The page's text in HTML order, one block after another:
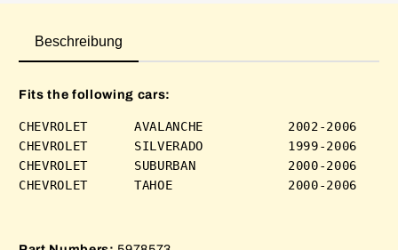
Beschreibung
Fits the following cars:
CHEVROLET      AVALANCHE           2002-2006
CHEVROLET      SILVERADO           1999-2006
CHEVROLET      SUBURBAN            2000-2006